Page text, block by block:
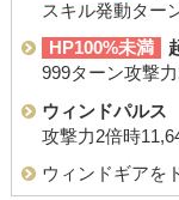
スキル発動ター
HP100%未満
999ターン攻撃
ウィンドパルス
攻撃力2倍時
ウィンドギアを